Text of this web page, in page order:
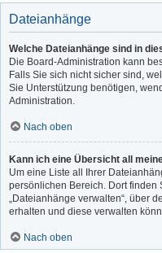
Dateianhänge
Welche Dateianhänge sind in
Die Board-Administration kann
Falls Sie sich nicht sicher sind,
Sie Unterstützung benötigen,
Administration.
Nach oben
Kann ich eine Übersicht all
Um eine Liste all Ihrer
persönlichen Bereich. Dort finden
„Dateianhänge verwalten“, über
erhalten und diese verwalten
Nach oben